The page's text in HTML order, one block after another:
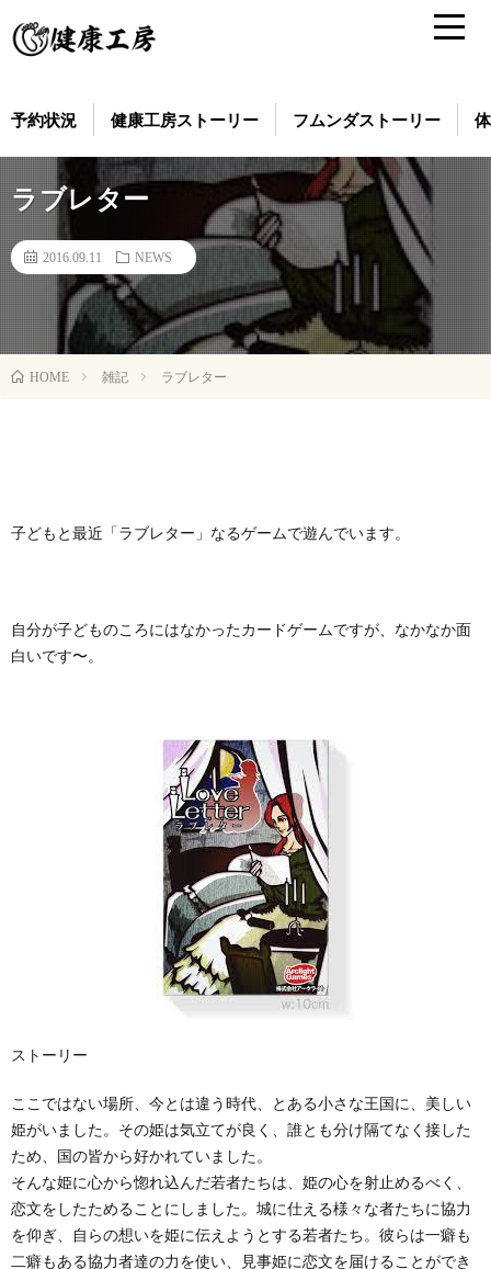
予約状況 健康工房ストーリー フムンダストーリー
ラブレター
2016.09.11 NEWS
HOME 雑記 ラブレター
子どもと最近「ラブレター」なるゲームで遊んでいます。
自分が子どものころにはなかったカードゲームですが、なかなか面
白いです〜。
ストーリー
ここではない場所、今とは違う時代、とある小さな王国に、美しい
姫がいました。その姫は気立てが良く、誰とも分け隔てなく接した
ため、国の皆から好かれていました。
そんな姫に心から惚れ込んだ若者たちは、姫の心を射止めるべく、
恋文をしたためることにしました。城に仕える様々な者たちに協力
を仰ぎ、自らの想いを姫に伝えようとする若者たち。彼らは一癖も
二癖もある協力者達の力を使い、見事姫に恋文を届けることができ